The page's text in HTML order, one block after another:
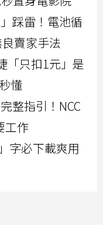
踩雷！電池循
賣家手法
「只扣1元」是
懂
整指引！NCC
工作
字必下載爽用